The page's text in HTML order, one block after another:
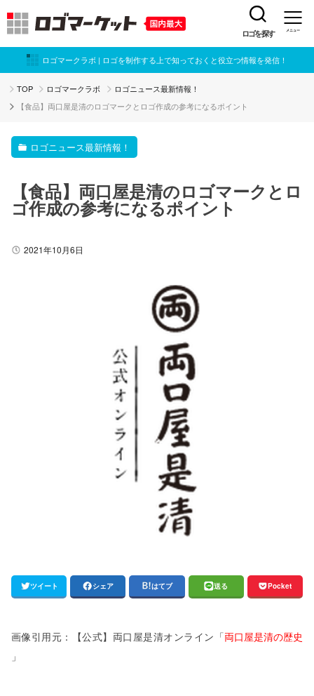
ロゴを探す メニュー
ロゴマークラボ | ロゴを制作する上で知っておくと役立つ情報を発信！
TOP ロゴマークラボ ロゴニュース最新情報！
【食品】両口屋是清のロゴマークとロゴ作成の参考になるポイント
ロゴニュース最新情報！
【食品】両口屋是清のロゴマークとロ
ゴ作成の参考になるポイント
2021年10月6日
ツイート シェア はてブ 送る Pocket
画像引用元：【公式】両口屋是清オンライン「両口屋是清の歴史
」